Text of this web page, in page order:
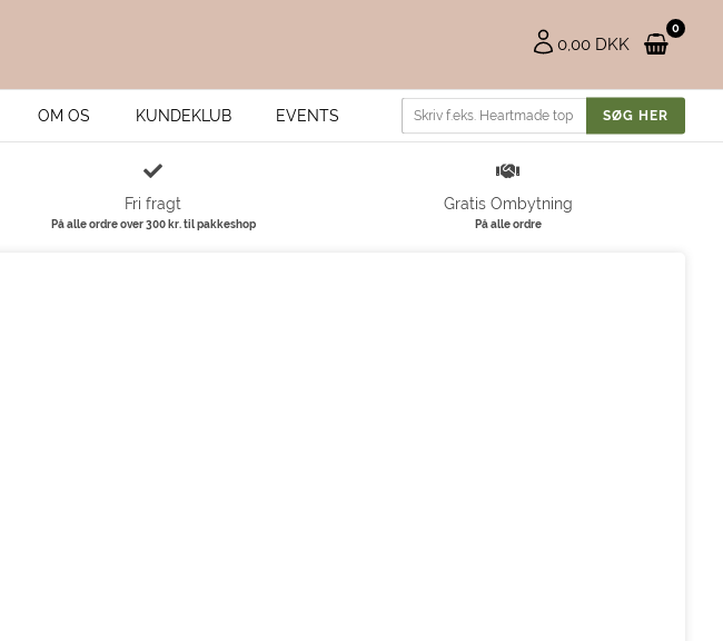
0
0,00 DKK
OM OS KUNDEKLUB EVENTS
Fri fragt
På alle ordre over 300 kr. til pakkeshop
Gratis Ombytning
På alle ordre